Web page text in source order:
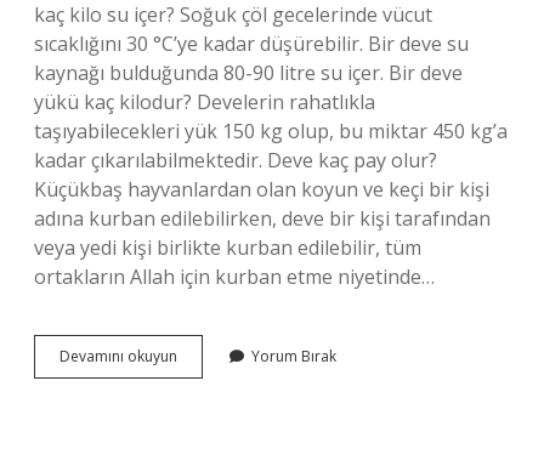
kaç kilo su içer? Soğuk çöl gecelerinde vücut
sıcaklığını 30 °C’ye kadar düşürebilir. Bir deve su
kaynağı bulduğunda 80-90 litre su içer. Bir deve
yükü kaç kilodur? Develerin rahatlıkla
taşıyabilecekleri yük 150 kg olup, bu miktar 450 kg’a
kadar çıkarılabilmektedir. Deve kaç pay olur?
Küçükbaş hayvanlardan olan koyun ve keçi bir kişi
adına kurban edilebilirken, deve bir kişi tarafından
veya yedi kişi birlikte kurban edilebilir, tüm
ortakların Allah için kurban etme niyetinde…
Devamını okuyun
Büyük
Yorum Bırak